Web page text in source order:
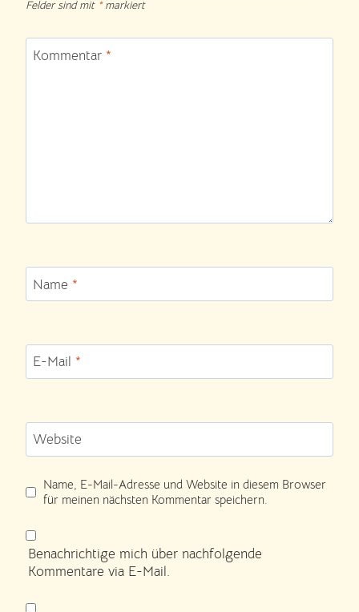
Felder sind mit *markiert
Kommentar *
Name *
E-Mail *
Website
Name, E-Mail-Adresse und Website in diesem Browser
für meinen nächsten Kommentar speichern.
Benachrichtige mich über nachfolgende
Kommentare via E-Mail.